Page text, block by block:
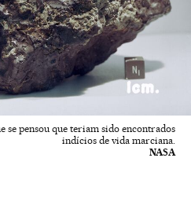
se pensou que teriam sido encontrados
indícios de vida marciana.
NASA